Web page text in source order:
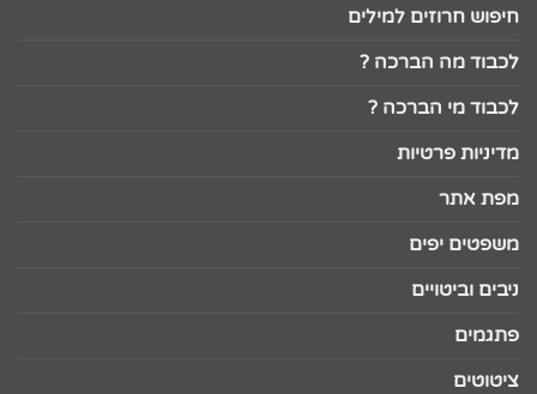
חיפוש חרוזים למילים
לכבוד מה הברכה ?
לכבוד מי הברכה ?
מדיניות פרטיות
מפת אתר
משפטים יפים
ניבים וביטויים
פתגמים
ציטוטים